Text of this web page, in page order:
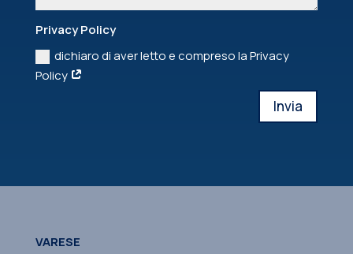
Privacy Policy
dichiaro di aver letto e compreso la Privacy
Policy
Invia
VARESE